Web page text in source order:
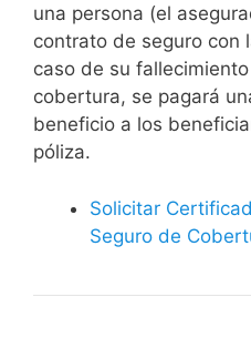
una persona (el
contrato de seguro con
caso de su
cobertura, se pagará
beneficio a los
póliza.
Solicitar
Seguro de